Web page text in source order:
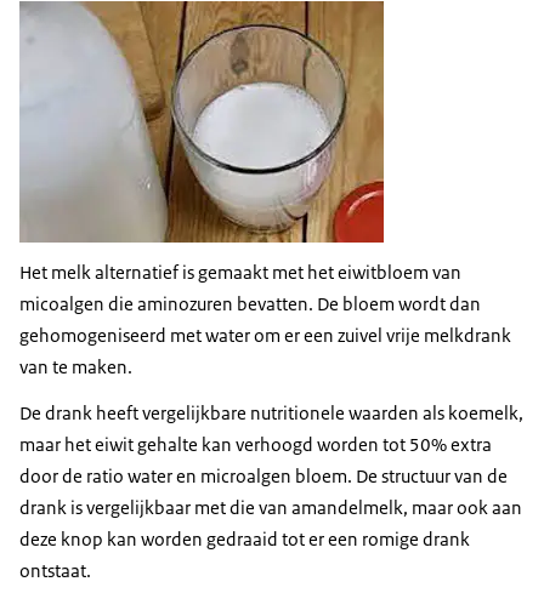
Het melk alternatief is gemaakt met het eiwitbloem van
micoalgen die aminozuren bevatten. De bloem wordt dan
gehomogeniseerd met water om er een zuivel vrije melkdrank
van te maken.
De drank heeft vergelijkbare nutritionele waarden als koemelk,
maar het eiwit gehalte kan verhoogd worden tot 50% extra
door de ratio water en microalgen bloem. De structuur van de
drank is vergelijkbaar met die van amandelmelk, maar ook aan
deze knop kan worden gedraaid tot er een romige drank
ontstaat.